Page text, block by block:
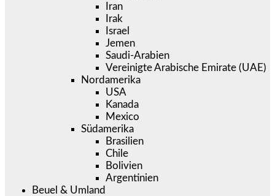
Iran
Irak
Israel
Jemen
Saudi-Arabien
Vereinigte Arabische Emirate (UAE)
Nordamerika
USA
Kanada
Mexico
Südamerika
Brasilien
Chile
Bolivien
Argentinien
Beuel & Umland